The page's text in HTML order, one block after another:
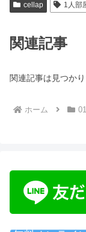
cellap 1人部
関連記事
関連記事は見つかり
ホーム